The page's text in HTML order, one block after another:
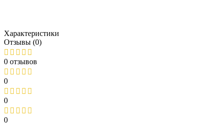
Характеристики
Отзывы (0)
0 отзывов
0
0
0